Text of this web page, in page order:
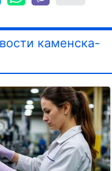
каменска-